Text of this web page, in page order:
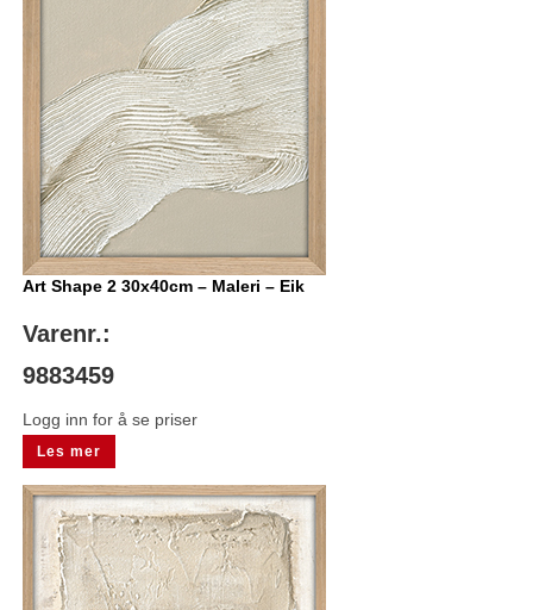
Art Shape 2 30x40cm – Maleri – Eik
Varenr.:
9883459
Logg inn for å se priser
Les mer